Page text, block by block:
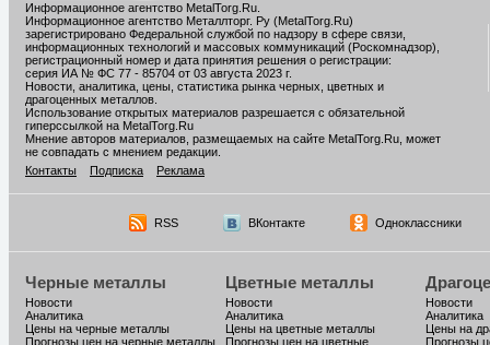
Информационное агентство MetalTorg.Ru
Информационное агентство Металлторг. Ру (MetalTorg.Ru)
зарегистрировано Федеральной службой по надзору в сфере связи,
информационных технологий и массовых коммуникаций (Роскомнадзор),
регистрационный номер и дата принятия решения о регистрации:
серия ИА № ФС 77 - 85704 от 03 августа 2023 г.
Новости, аналитика, цены, статистика рынка черных, цветных и
драгоценных металлов.
Использование открытых материалов разрешается с обязательной
гиперссылкой на MetalTorg.Ru
Мнение авторов материалов, размещаемых на сайте MetalTorg.Ru, может
не совпадать с мнением редакции.
Контакты
Подписка Реклама
RSS ВКонтакте Одноклассники
Черные металлы
Новости
Аналитика
Цены на черные металлы
Прогнозы цен на черные металлы
Цветные металлы
Новости
Аналитика
Цены на цветные металлы
Прогнозы цен на цветные
Новости
Аналитика
Цены на
Прогнозы